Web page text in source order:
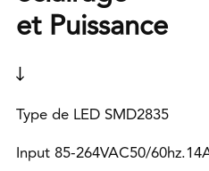
et Puissance
Type de LED SMD2835
Input 85-264VAC50/